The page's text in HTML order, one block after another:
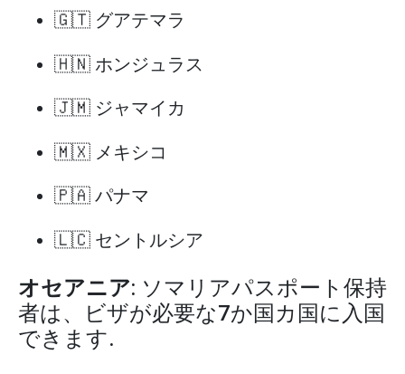
🇬🇹 グアテマラ
🇭🇳 ホンジュラス
🇯🇲 ジャマイカ
🇲🇽 メキシコ
🇵🇦 パナマ
🇱🇨 セントルシア
オセアニア: ソマリアパスポート保持
者は、ビザが必要な7か国カ国に入国
できます.